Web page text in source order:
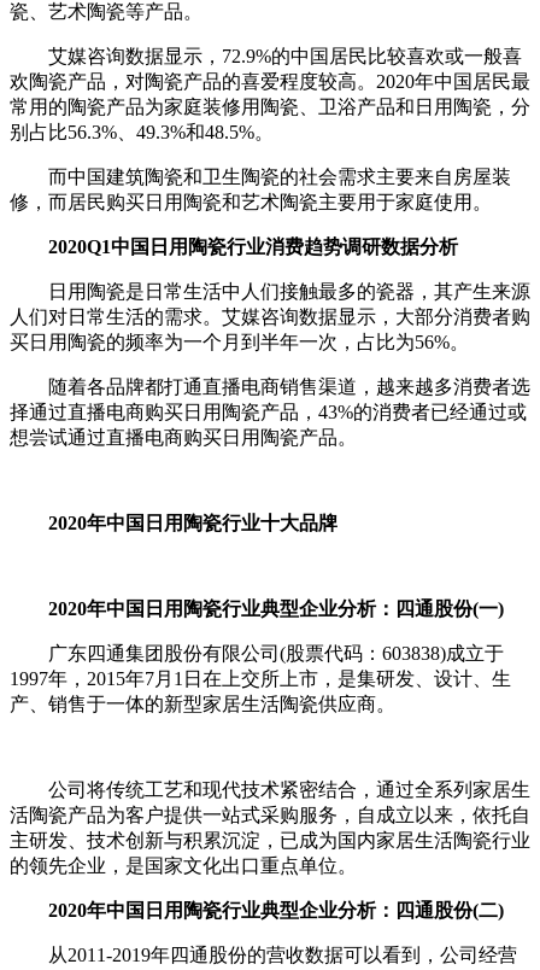
瓷、艺术陶瓷等产品。
艾媒咨询数据显示，72.9%的中国居民比较喜欢或一般喜
欢陶瓷产品，对陶瓷产品的喜爱程度较高。2020年中国居民最
常用的陶瓷产品为家庭装修用陶瓷、卫浴产品和日用陶瓷，分
别占比56.3%、49.3%和48.5%。
而中国建筑陶瓷和卫生陶瓷的社会需求主要来自房屋装
修，而居民购买日用陶瓷和艺术陶瓷主要用于家庭使用。
2020Q1中国日用陶瓷行业消费趋势调研数据分析
日用陶瓷是日常生活中人们接触最多的瓷器，其产生来源
人们对日常生活的需求。艾媒咨询数据显示，大部分消费者购
买日用陶瓷的频率为一个月到半年一次，占比为56%。
随着各品牌都打通直播电商销售渠道，越来越多消费者选
择通过直播电商购买日用陶瓷产品，43%的消费者已经通过或
想尝试通过直播电商购买日用陶瓷产品。
2020年中国日用陶瓷行业十大品牌
2020年中国日用陶瓷行业典型企业分析：四通股份(一)
广东四通集团股份有限公司(股票代码：603838)成立于
1997年，2015年7月1日在上交所上市，是集研发、设计、生
产、销售于一体的新型家居生活陶瓷供应商。
公司将传统工艺和现代技术紧密结合，通过全系列家居生
活陶瓷产品为客户提供一站式采购服务，自成立以来，依托自
主研发、技术创新与积累沉淀，已成为国内家居生活陶瓷行业
的领先企业，是国家文化出口重点单位。
2020年中国日用陶瓷行业典型企业分析：四通股份(二)
从2011-2019年四通股份的营收数据可以看到，公司经营